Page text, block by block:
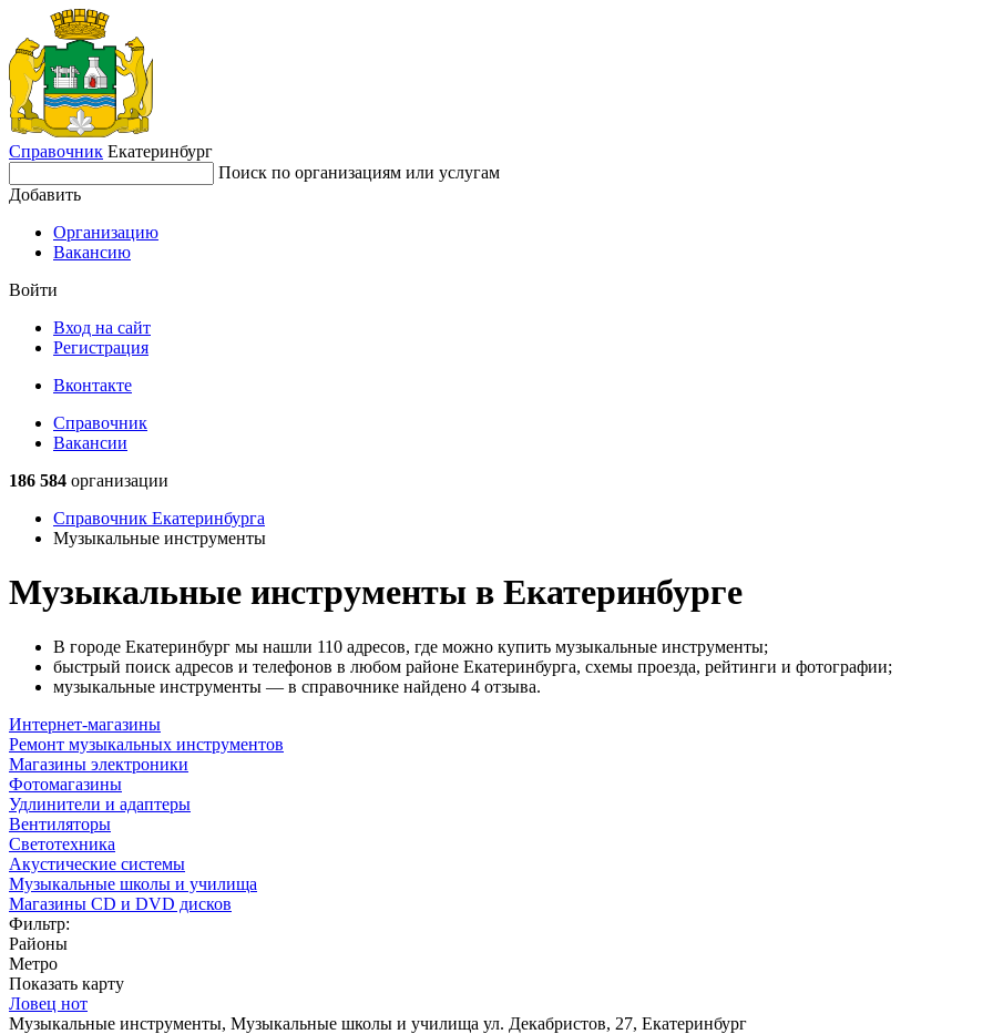
Справочник Екатеринбург
Поиск по организациям или услугам
Добавить
Организацию
Вакансию
Войти
Вход на сайт
Регистрация
Вконтакте
Справочник
Вакансии
186 584 организации
Справочник Екатеринбурга
Музыкальные инструменты
Музыкальные инструменты в Екатеринбурге
В городе Екатеринбург мы нашли 110 адресов, где можно купить музыкальные инструменты;
быстрый поиск адресов и телефонов в любом районе Екатеринбурга, схемы проезда, рейтинги и фотографии;
музыкальные инструменты — в справочнике найдено 4 отзыва.
Интернет-магазины
Ремонт музыкальных инструментов
Магазины электроники
Фотомагазины
Удлинители и адаптеры
Вентиляторы
Светотехника
Акустические системы
Музыкальные школы и училища
Магазины CD и DVD дисков
Фильтр:
Районы
Метро
Показать карту
Ловец нот
Музыкальные инструменты, Музыкальные школы и училища ул. Декабристов, 27, Екатеринбург